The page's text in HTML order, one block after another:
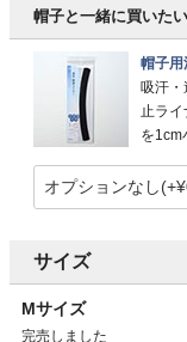
帽子と一緒に買いた
帽子
吸汗・
止ライ
を1cm
サイズ
Mサイズ
完売しました